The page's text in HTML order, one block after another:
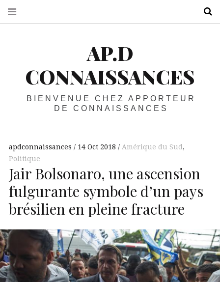
AP.D
CONNAISSANCES
BIENVENUE CHEZ APPORTEUR
DE CONNAISSANCES
apdconnaissances 14 Oct 2018 Amérique du Sud ,
Politique
Jair Bolsonaro, une ascension
fulgurante symbole d’un pays
brésilien en pleine fracture